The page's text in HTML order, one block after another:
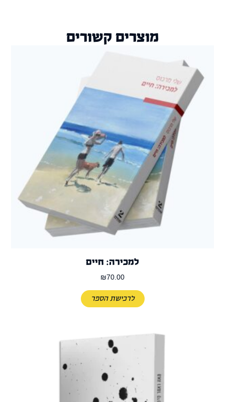
מוצרים קשורים
למכירה: חיים
₪
לרכישת הספר